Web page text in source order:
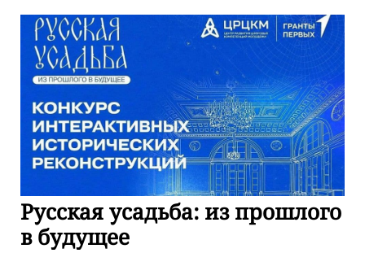
Русская усадьба: из прошлого
в будущее